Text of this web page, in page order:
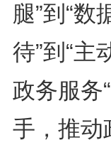
腿”到“数
待”到“
政务服务
手，推动